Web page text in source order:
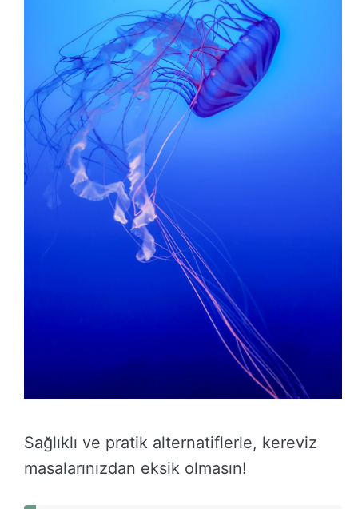
Sağlıklı ve pratik alternatiflerle, kereviz
masalarınızdan eksik olmasın!